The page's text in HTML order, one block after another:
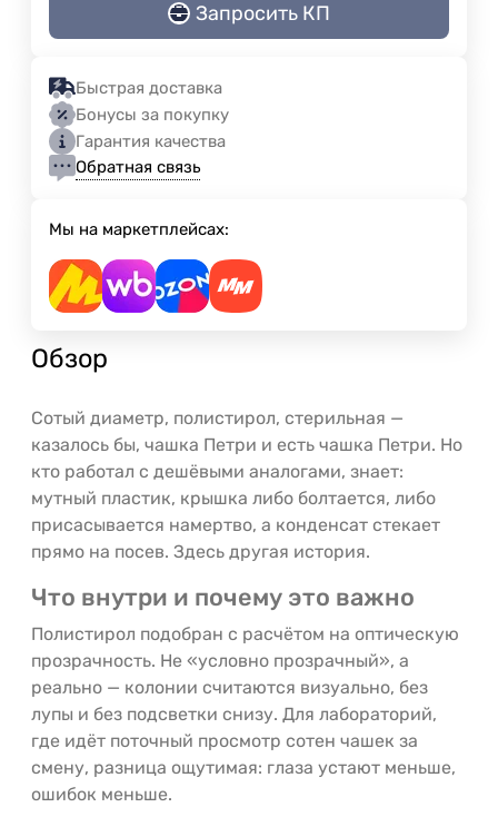
Запросить КП
Быстрая доставка
Бонусы за покупку
Гарантия качества
Обратная связь
Мы на маркетплейсах:
Обзор
Сотый диаметр, полистирол, стерильная —
казалось бы, чашка Петри и есть чашка Петри. Но
кто работал с дешёвыми аналогами, знает:
мутный пластик, крышка либо болтается, либо
присасывается намертво, а конденсат стекает
прямо на посев. Здесь другая история.
Что внутри и почему это важно
Полистирол подобран с расчётом на оптическую
прозрачность. Не «условно прозрачный», а
реально — колонии считаются визуально, без
лупы и без подсветки снизу. Для лабораторий,
где идёт поточный просмотр сотен чашек за
смену, разница ощутимая: глаза устают меньше,
ошибок меньше.